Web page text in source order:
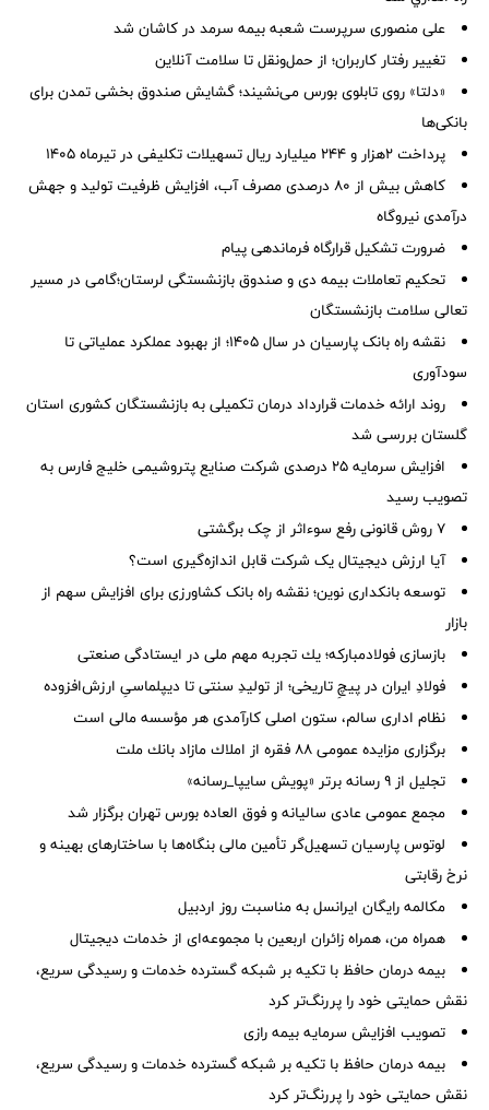
علی منصوری سرپرست شعبه بیمه سرمد در کاشان شد
تغییر رفتار کاربران؛ از حمل‌ونقل تا سلامت آنلاین
«دلتا» روی تابلوی بورس می‌نشیند؛ گشایش صندوق بخشی تمدن برای
بانکی‌ها
پرداخت ۲هزار و ۲۴۴ میلیارد ریال تسهیلات تکلیفی در تیرماه ۱۴۰۵
کاهش بیش از ۸۰ درصدی مصرف آب، افزایش ظرفیت تولید و جهش
درآمدی نیروگاه
ضرورت تشكیل قرارگاه فرماندهی پیام
تحکیم تعاملات بیمه دی و صندوق بازنشستگی لرستان؛گامی در مسیر
تعالی سلامت بازنشستگان
نقشه راه بانک پارسیان در سال ۱۴۰۵؛ از بهبود عملکرد عملیاتی تا
سودآوری
روند ارائه خدمات قرارداد درمان تکمیلی به بازنشستگان کشوری استان
گلستان بررسی شد
افزایش سرمایه ۲۵ درصدی شرکت صنایع پتروشیمی خلیج فارس به
تصویب رسید
۷ روش قانونی رفع سوء‌اثر از چک برگشتی
آیا ارزش دیجیتال یک شرکت قابل اندازه‌گیری است؟
توسعه بانکداری نوین؛ نقشه راه بانک کشاورزی برای افزایش سهم از
بازار
بازسازی فولادمباركه؛ یك تجربه مهم ملی در ایستادگی صنعتی
فولادِ ایران در پیچِ تاریخی؛ از تولیدِ سنتی تا دیپلماسیِ ارزش‌افزوده
نظام اداری سالم، ستون اصلی کارآمدی هر مؤسسه مالی است
برگزاری مزایده عمومی ۸۸ فقره از املاك مازاد بانك ملت
تجلیل از ۹ رسانه برتر «پویش سایپا_رسانه»
مجمع عمومی عادی سالیانه و فوق العاده بورس تهران برگزار شد
لوتوس پارسیان تسهیل‌گر تأمین مالی بنگاه‌ها با ساختارهای بهینه و
نرخ رقابتی
مکالمه رایگان ایرانسل به مناسبت روز اردبیل
همراه من، همراه زائران اربعین با مجموعه‌ای از خدمات دیجیتال
بیمه درمان حافظ با تکیه بر شبکه گسترده خدمات و رسیدگی سریع،
نقش حمایتی خود را پررنگ‌تر کرد
تصویب افزایش سرمایه بیمه رازی
بیمه درمان حافظ با تکیه بر شبکه گسترده خدمات و رسیدگی سریع،
نقش حمایتی خود را پررنگ‌تر کرد